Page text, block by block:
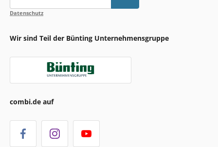
Datenschutz
Wir sind Teil der Bünting Unternehmensgruppe
combi.de auf